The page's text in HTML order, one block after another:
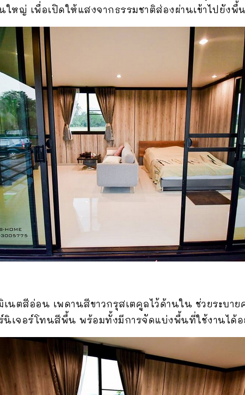
หญ่ เพื่อเปิดให้แสงจากธรรมชาติส่องผ่านเข้าไปยังพื้
นตสีอ่อน เพดานสีขาวกรุสเตคูลไว้ด้านใน ช่วยระบา
นิเจอร์โทนสีพื้น พร้อมทั้งมีการจัดแบ่งพื้นที่ใช้งานได้อ